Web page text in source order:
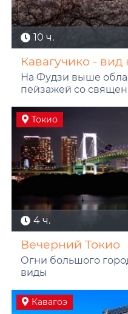
10 ч.
Кавагучико -
На Фудзи выше
пейзажей со
4 ч.
Токио
Вечерний Токио
Огни большого
виды
Кавагоэ